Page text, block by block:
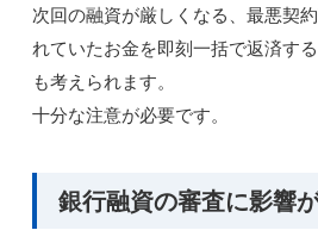
次回の融資が厳しくなる、最悪契
れていたお金を即刻一括で返済す
も考えられます。
十分な注意が必要です。
銀行融資の審査に影響